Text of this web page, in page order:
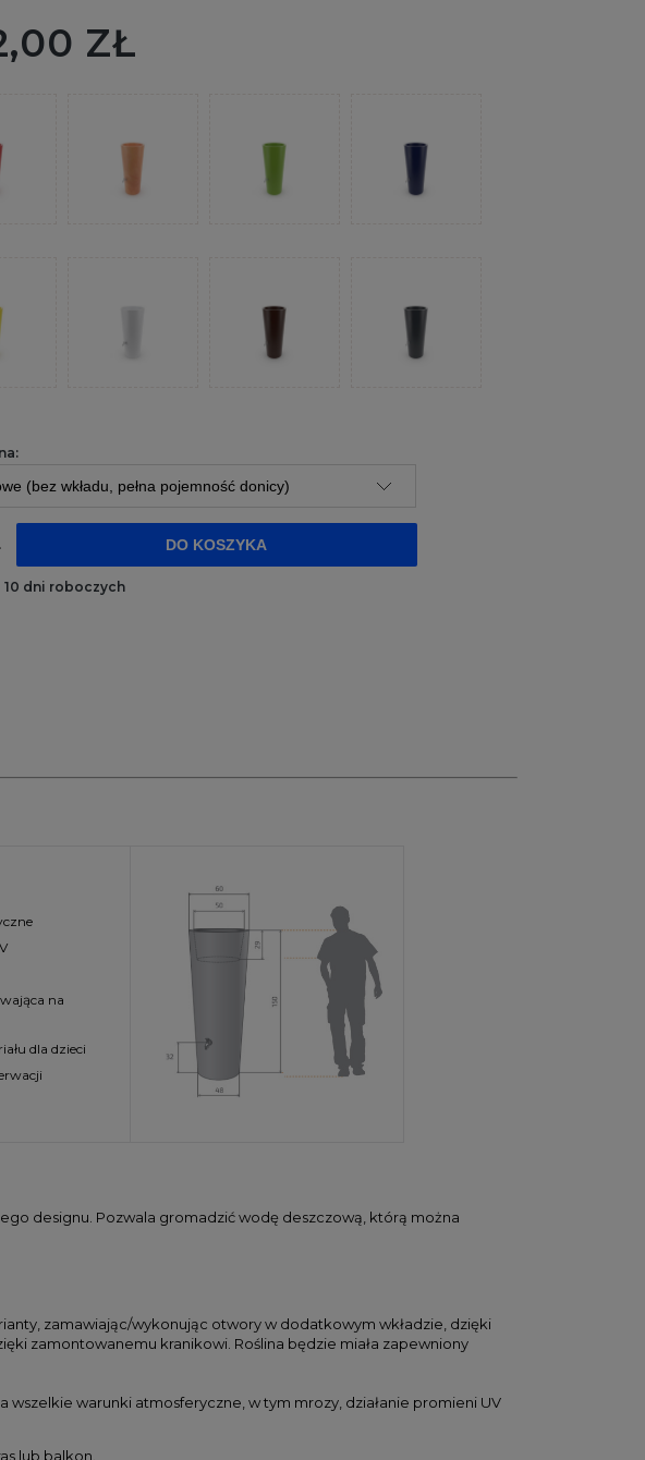
ZŁ
DO KOSZYKA
10 dni roboczych
na
dla dzieci
designu. Pozwala gromadzić wodę deszczową, którą można
zamawiając/wykonując otwory w dodatkowym wkładzie, dzięki
zamontowanemu kranikowi. Roślina będzie miała zapewniony
warunki atmosferyczne, w tym mrozy, działanie promieni UV
lub balkon.